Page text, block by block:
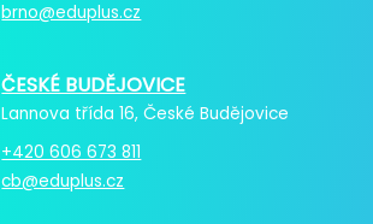
brno@eduplus.cz
ČESKÉ BUDĚJOVICE
Lannova třída 16, České Budějovice
+420 606 673 811
cb@eduplus.cz